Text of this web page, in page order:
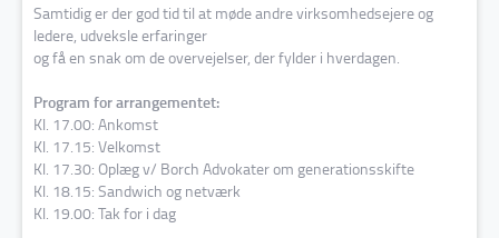
Samtidig er der god tid til at møde andre virksomhedsejere og
ledere, udveksle erfaringer
og få en snak om de overvejelser, der fylder i hverdagen.
Program for arrangementet:
Kl. 17.00: Ankomst
Kl. 17.15: Velkomst
Kl. 17.30: Oplæg v/ Borch Advokaterom generationsskifte
Kl. 18.15: Sandwich og netværk
Kl. 19.00: Tak for i dag